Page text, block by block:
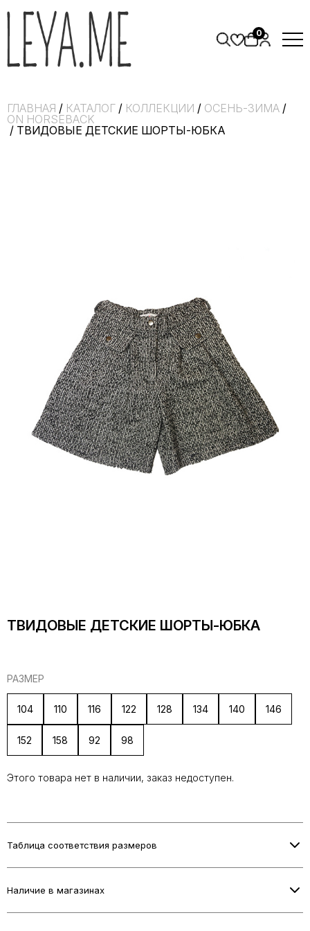
0
ГЛАВНАЯ / КАТАЛОГ / КОЛЛЕКЦИИ / ОСЕНЬ-ЗИМА /
ON HORSEBACK
/ ТВИДОВЫЕ ДЕТСКИЕ ШОРТЫ-ЮБКА
ТВИДОВЫЕ ДЕТСКИЕ ШОРТЫ-ЮБКА
РАЗМЕР
104 110 116 122 128 134 140 146
152 158 92 98
Этого товара нет в наличии, заказ недоступен.
Таблица соответствия размеров
Наличие в магазинах